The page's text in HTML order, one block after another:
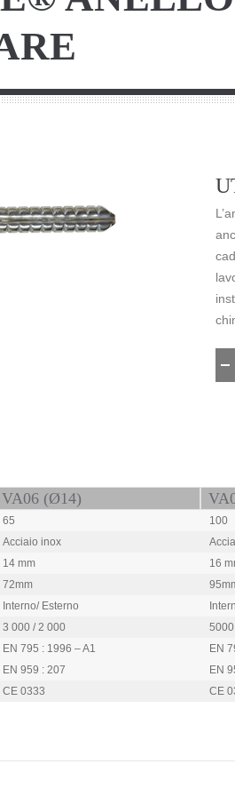
VA06 (Ø14)
65
Acciaio inox
14 mm
72mm
Interno/ Esterno
3 000 / 2 000
EN 795 : 1996 – A1
EN 959 : 207
CE 0333
100
16
EN
EN
CE